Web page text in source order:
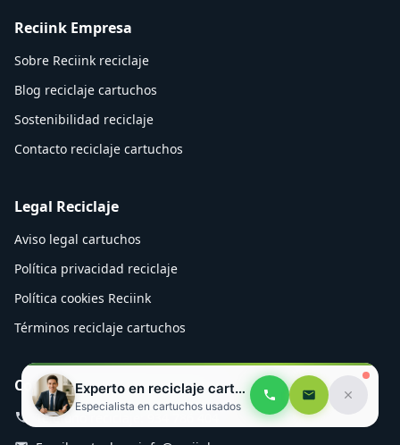
Experto en reciclaje cartuchos
Especialista en cartuchos usados
Reciink Empresa
Sobre Reciink reciclaje
Blog reciclaje cartuchos
Sostenibilidad reciclaje
Contacto reciclaje cartuchos
Legal Reciclaje
Aviso legal cartuchos
Política privacidad reciclaje
Política cookies Reciink
Términos reciclaje cartuchos
Contacto Reciclaje Cartuchos
Teléfono reciclaje: 934 786 404